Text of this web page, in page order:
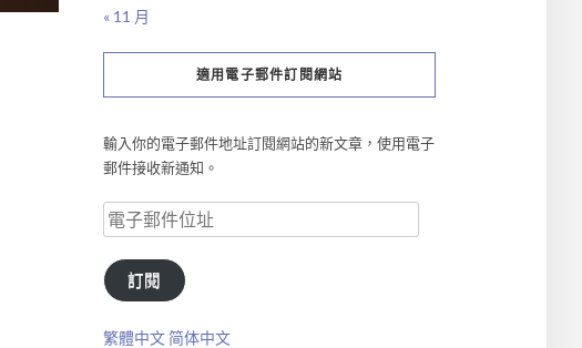
« 11 月
適用電子郵件訂閱網站
輸入你的電子郵件地址訂閱網站的新文章，使用電子
郵件接收新通知。
訂閱
繁體中文 简体中文